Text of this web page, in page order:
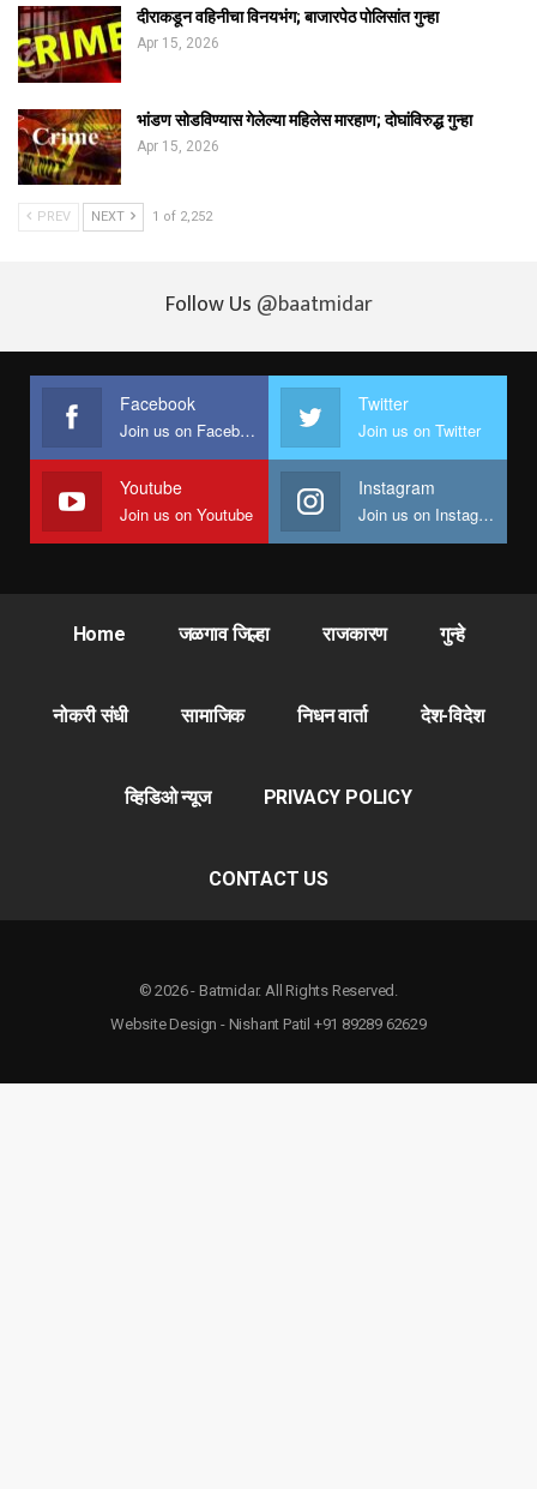
दीराकडून वहिनीचा विनयभंग; बाजारपेठ पोलिसांत गुन्हा
Apr 15, 2026
भांडण सोडविण्यास गेलेल्या महिलेस मारहाण; दोघांविरुद्ध गुन्हा
Apr 15, 2026
PREV NEXT 1 of 2,252
Follow Us @baatmidar
Facebook
Join us on Facebook
Twitter
Join us on Twitter
Youtube
Join us on Youtube
Instagram
Join us on Instagram
Home जळगाव जिल्हा राजकारण गुन्हे
नोकरी संधी सामाजिक निधन वार्ता देश-विदेश
व्हिडिओ न्यूज PRIVACY POLICY
CONTACT US
© 2026 - Batmidar. All Rights Reserved.
Website Design - Nishant Patil +91 89289 62629